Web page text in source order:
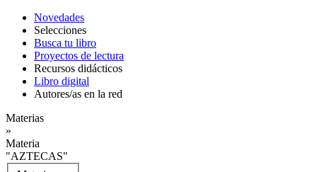
Novedades
Selecciones
Busca tu libro
Proyectos de lectura
Recursos didácticos
Libro digital
Autores/as en la red
Materias
»
Materia
"AZTECAS"